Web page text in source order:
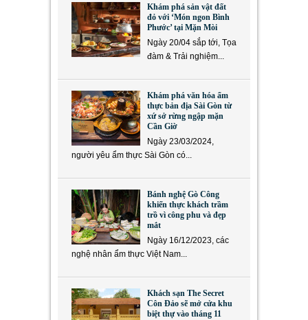
Khám phá sản vật đất
đỏ với ‘Món ngon Bình
Phước’ tại Mặn Mòi
Ngày 20/04 sắp tới, Tọa
đàm & Trải nghiệm...
Khám phá văn hóa ẩm
thực bản địa Sài Gòn từ
xứ sở rừng ngập mặn
Cần Giờ
Ngày 23/03/2024,
người yêu ẩm thực Sài Gòn có...
Bánh nghệ Gò Công
khiến thực khách trầm
trồ vì công phu và đẹp
mắt
Ngày 16/12/2023, các
nghệ nhân ẩm thực Việt Nam...
Khách sạn The Secret
Côn Đảo sẽ mở cửa khu
biệt thự vào tháng 11